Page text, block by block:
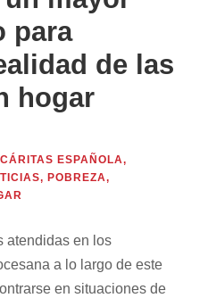
para
de las
hogar
CÁRITAS ESPAÑOLA,
, POBREZA,
atendidas en los
a lo largo de este
en situaciones de